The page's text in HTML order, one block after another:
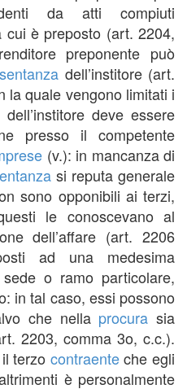
da atti compiuti
cui è preposto (art. 2204,
preponente può
dell’institore (art.
la quale vengono limitati i
dell’institore deve essere
presso il competente
(v.): in mancanza di
si reputa generale
sono opponibili ai terzi,
le conoscevano al
dell’affare (art. 2206
ad una medesima
o ramo particolare,
in tal caso, essi possono
che nella procura sia
2203, comma 3o, c.c.).
terzo contraenteche egli
è personalmente